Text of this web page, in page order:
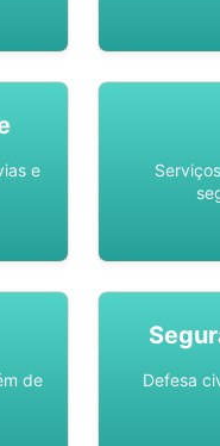
e
de
Defesa